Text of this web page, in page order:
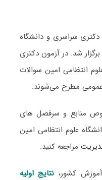
دکتری سراسری و دانشگاه
۲۴ بهمن ماه برگزار شد. در آزمون دکتری
انتظامی امین سوالات
مطرح می‌شوند.
منابع و سرفصل های
علوم انتظامی امین
مراجعه کنید.
کشور، نتایج اولیه